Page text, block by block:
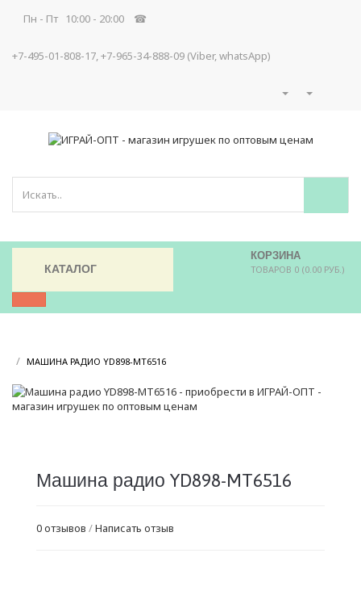
Пн - Пт 10:00 - 20:00 ☎
+7-495-01-808-17, +7-965-34-888-09 (Viber, whatsApp)
КОРЗИНА
ТОВАРОВ 0 (0.00 РУБ.)
КАТАЛОГ
/ МАШИНА РАДИО YD898-MT6516
Машина радио YD898-MT6516
0 отзывов /Написать отзыв